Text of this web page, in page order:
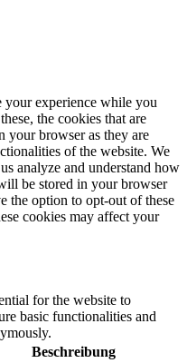
your experience while you
the cookies that are
your browser as they are
of the website. We
analyze and understand how
be stored in your browser
the option to opt-out of these
cookies may affect your
for the website to
basic functionalities and
Beschreibung